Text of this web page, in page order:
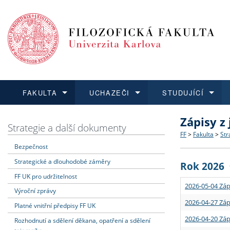
FAKULTA
Dozvědět se více
Struktura
Strategie
Podpora
UCHAZEČI
Podat přihlášku
Co
Učitelské
STUDUJÍCÍ
Dozvědět se více
Rigorózní
Dozvědět se více
O vědě a
Granty a
Dozvědět se více
Aktuální
Strategie a další dokumenty
Bezpečnost
Strategické a dlouhodobé záměry
FF UK pro udržitelnost
Výroční zprávy
Platné vnitřní předpisy FF UK
Rozhodnutí a sdělení děkana, opatření a sdělení
Zápisy
FF > Fakulta >
Rok 2026
2026-05-04
2026-04-27
2026-04-20